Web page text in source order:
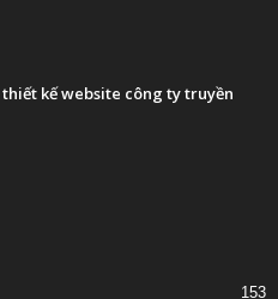
kế website công ty truyền
153